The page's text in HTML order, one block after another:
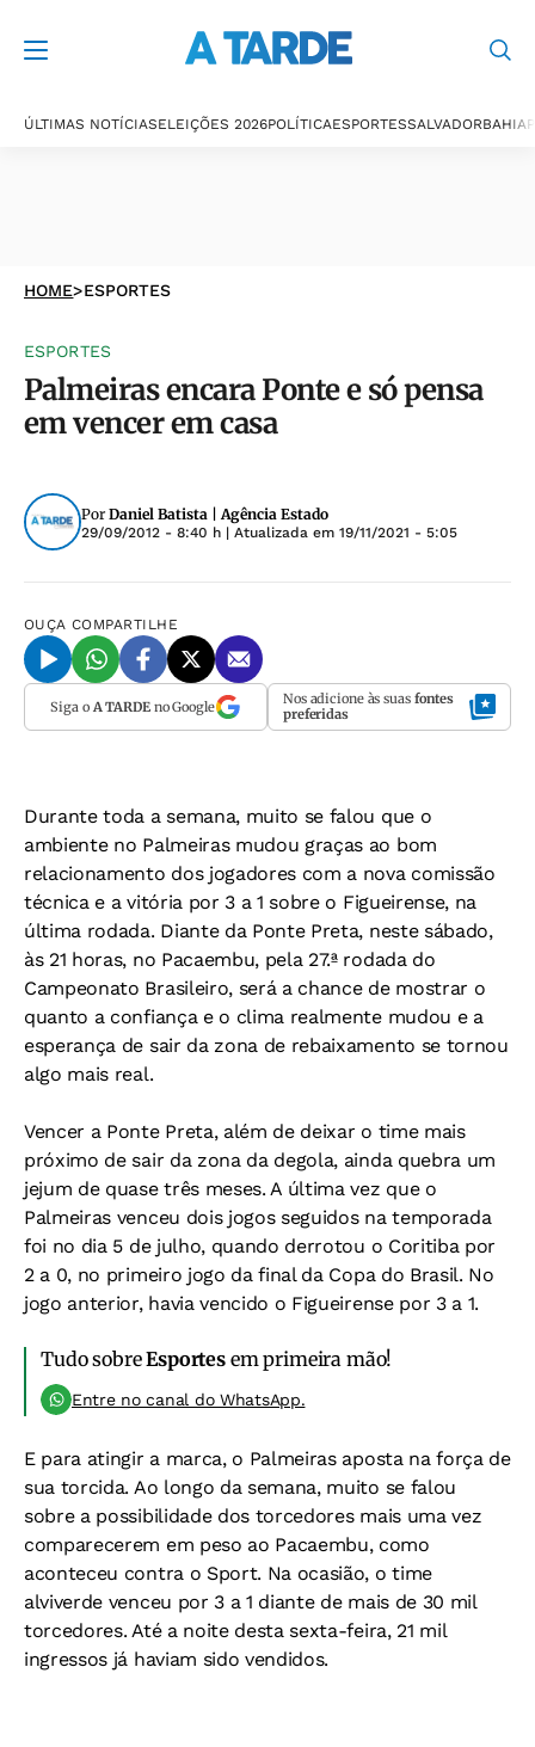
ÚLTIMAS NOTÍCIASELEIÇÕES 2026POLÍTICAESPORTESSALVADORBAHIA
HOME>ESPORTES
ESPORTES
Palmeiras encara Ponte e só pensa
em vencer em casa
Por Daniel Batista | Agência Estado
29/09/2012 - 8:40 h | Atualizada em 19/11/2021 - 5:05
OUÇA COMPARTILHE
Siga o A TARDEno Google Nos adicione às suas fontes
preferidas
Durante toda a semana, muito se falou que o
ambiente no Palmeiras mudou graças ao bom
relacionamento dos jogadores com a nova comissão
técnica e a vitória por 3 a 1 sobre o Figueirense, na
última rodada. Diante da Ponte Preta, neste sábado,
às 21 horas, no Pacaembu, pela 27.ª rodada do
Campeonato Brasileiro, será a chance de mostrar o
quanto a confiança e o clima realmente mudou e a
esperança de sair da zona de rebaixamento se tornou
algo mais real.
Vencer a Ponte Preta, além de deixar o time mais
próximo de sair da zona da degola, ainda quebra um
jejum de quase três meses. A última vez que o
Palmeiras venceu dois jogos seguidos na temporada
foi no dia 5 de julho, quando derrotou o Coritiba por
2 a 0, no primeiro jogo da final da Copa do Brasil. No
jogo anterior, havia vencido o Figueirense por 3 a 1.
Tudo sobreEsportesem primeira mão!
Entre no canal do WhatsApp.
E para atingir a marca, o Palmeiras aposta na força de
sua torcida. Ao longo da semana, muito se falou
sobre a possibilidade dos torcedores mais uma vez
comparecerem em peso ao Pacaembu, como
aconteceu contra o Sport. Na ocasião, o time
alviverde venceu por 3 a 1 diante de mais de 30 mil
torcedores. Até a noite desta sexta-feira, 21 mil
ingressos já haviam sido vendidos.